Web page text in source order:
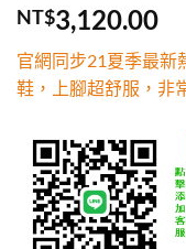
評分5.00 /
5，已有
2
位
分
NT$3,120.00
官網同步21夏季最新
鞋，上腳超舒服，非